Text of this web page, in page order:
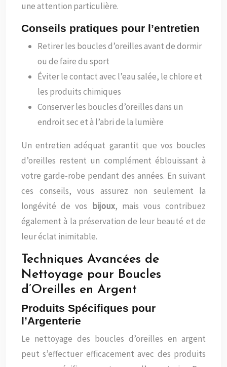
une attention particulière.
Conseils pratiques pour l’entretien
Retirer les boucles d’oreilles avant de dormir
ou de faire du sport
Éviter le contact avec l’eau salée, le chlore et
les produits chimiques
Conserver les boucles d’oreilles dans un
endroit sec et à l’abri de la lumière
Un entretien adéquat garantit que vos boucles
d’oreilles restent un complément éblouissant à
votre garde-robe pendant des années. En suivant
ces conseils, vous assurez non seulement la
longévité de vos bijoux, mais vous contribuez
également à la préservation de leur beauté et de
leur éclat inimitable.
Techniques Avancées de
Nettoyage pour Boucles
d’Oreilles en Argent
Produits Spécifiques pour
l’Argenterie
Le nettoyage des boucles d’oreilles en argent
peut s’effectuer efficacement avec des produits